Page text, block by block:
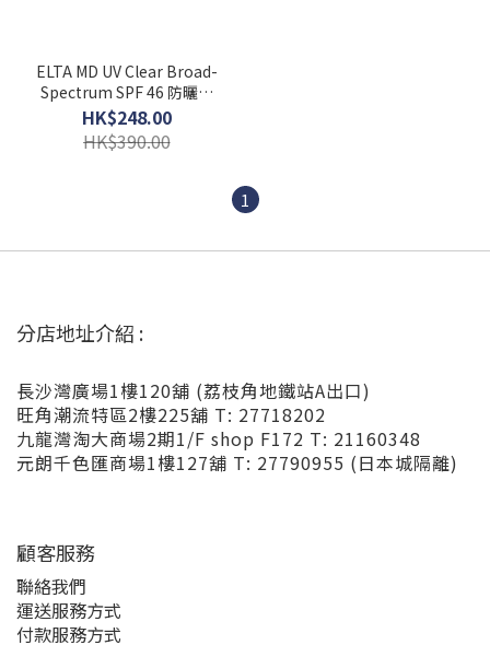
ELTA MD UV Clear Broad-
Spectrum SPF 46 防曬霜
48g (新包裝)
HK$248.00
HK$390.00
1
分店地址介紹 :
長沙灣廣場1樓120舖 (荔枝角地鐵站A出口)
旺角潮流特區2樓225舖 T: 27718202
九龍灣淘大商場2期1/F shop F172 T: 21160348
元朗千色匯商場1樓127舖 T: 27790955 (日本城隔離)
顧客服務
聯絡我們
運送服務方式
付款服務方式